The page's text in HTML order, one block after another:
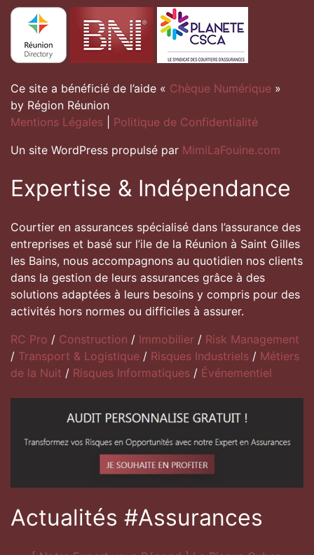
Ce site a bénéficié de l’aide « Chèque Numérique »
by Région Réunion
Mentions Légales
Politique de Confidentialité
Un site WordPress propulsé par MimiLaFouine.com
Expertise & Indépendance
Courtier en assurances spécialisé dans l’assurance des
entreprises et basé sur l’ile de la Réunion à Saint Gilles
les Bains, nous accompagnons au quotidien nos clients
dans la gestion de leurs assurances grâce à des
solutions adaptées à leurs besoins y compris pour des
activités hors normes ou difficiles à assurer.
RC Pro / Construction / Immobilier / Risk Management
/ Transport & Logistique / Risques Industriels / Métiers
de la Nuit / Risques Informatiques / Événementiel
Actualités #Assurances